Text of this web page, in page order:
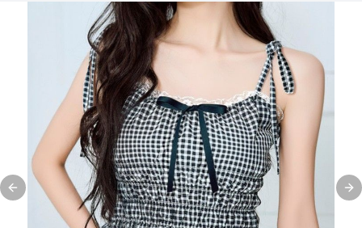
Previous slide